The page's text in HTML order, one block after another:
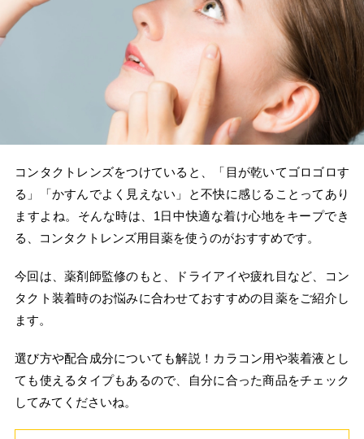
コンタクトレンズをつけていると、「目が乾いてゴロゴロす
る」「かすんでよく見えない」と不快に感じることってあり
ますよね。そんな時は、1日中快適な着け心地をキープでき
る、コンタクトレンズ用目薬を使うのがおすすめです。
今回は、薬剤師監修のもと、ドライアイや疲れ目など、コン
タクト装着時のお悩みに合わせておすすめの目薬をご紹介し
ます。
選び方や配合成分についても解説！カラコン用や装着液とし
ても使えるタイプもあるので、自分に合った商品をチェック
してみてくださいね。